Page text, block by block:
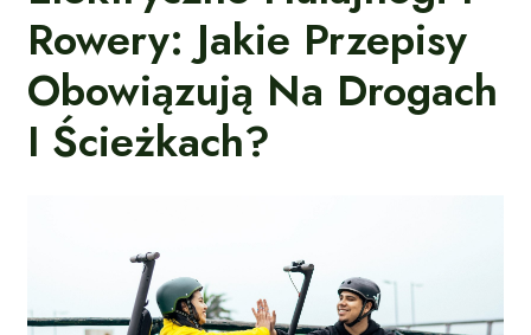
Rowery: Jakie Przepisy
Obowiązują Na Drogach
I Ścieżkach?